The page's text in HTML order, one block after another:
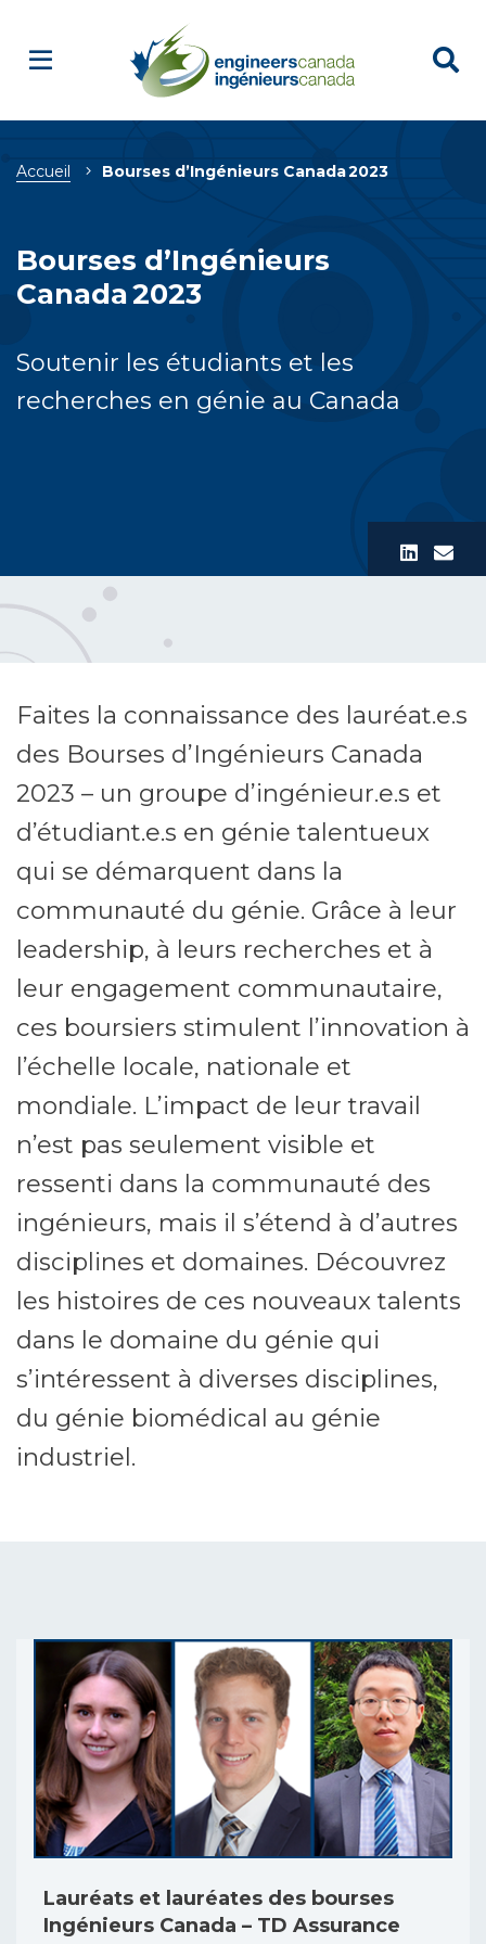
Breadcrumb
Accueil Bourses d’Ingénieurs Canada 2023
Bourses d’Ingénieurs
Canada 2023
Soutenir les étudiants et les
recherches en génie au Canada
Faites la connaissance des lauréat.e.s
des Bourses d’Ingénieurs Canada
2023 – un groupe d’ingénieur.e.s et
d’étudiant.e.s en génie talentueux
qui se démarquent dans la
communauté du génie. Grâce à leur
leadership, à leurs recherches et à
leur engagement communautaire,
ces boursiers stimulent l’innovation à
l’échelle locale, nationale et
mondiale. L’impact de leur travail
n’est pas seulement visible et
ressenti dans la communauté des
ingénieurs, mais il s’étend à d’autres
disciplines et domaines. Découvrez
les histoires de ces nouveaux talents
dans le domaine du génie qui
s’intéressent à diverses disciplines,
du génie biomédical au génie
industriel.
Lauréats et lauréates des bourses
Ingénieurs Canada – TD Assurance